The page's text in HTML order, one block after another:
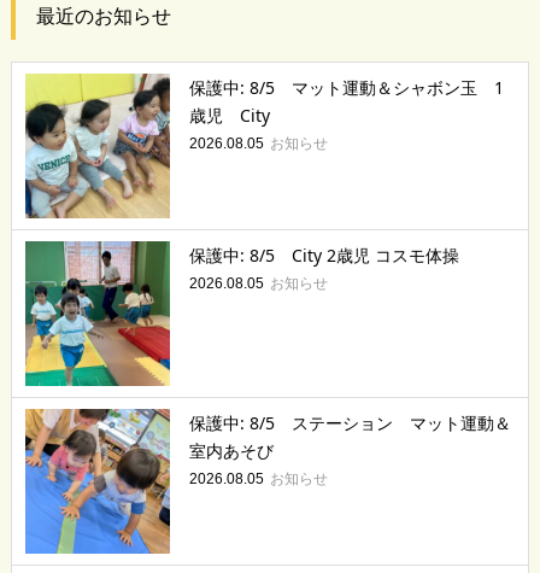
最近のお知らせ
保護中: 8/5 マット運動＆シャボン玉 1
歳児 City
2026.08.05 お知らせ
保護中: 8/5 City 2歳児 コスモ体操
2026.08.05 お知らせ
保護中: 8/5 ステーション マット運動＆
室内あそび
2026.08.05 お知らせ